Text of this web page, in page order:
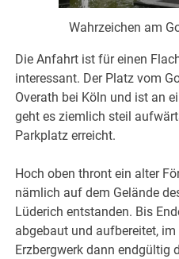
Wahrzeichen am
Die Anfahrt ist für einen
interessant. Der Platz vom
Overath bei Köln und ist an
geht es ziemlich steil
Parkplatz erreicht.
Hoch oben thront ein alter
nämlich auf dem Gelände
Lüderich entstanden. Bis
abgebaut und aufbereitet,
Erzbergwerk dann endgültig